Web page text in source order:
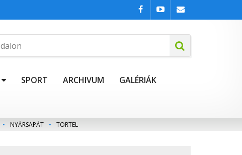
SPORT ARCHIVUM GALÉRIÁK
• NYÁRSAPÁT • TÖRTEL